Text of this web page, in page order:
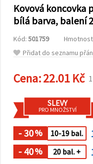
marketing.
Můžete
souhlasit s
všech
cookies
kliknutím
vše!" Nebo
uvést své
preference v
Nastavení
výběrem
daného
cookies a
kliknutím
na tlačítko
Kovová koncovka
bílá barva, balení
Kód: 501759
Přidat do seznamu
Cena:22.01 Kč
SLEVY
PRO MNOŽSTVÍ
- 30% 10-19 bal.
- 40% 20 bal. +